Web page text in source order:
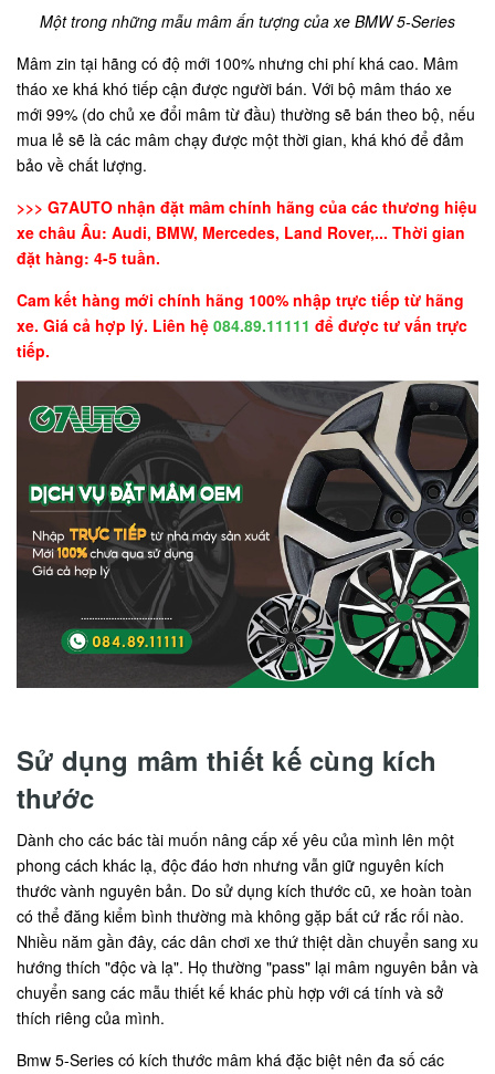
Một trong những mẫu mâm ấn tượng của xe BMW 5-Series
Mâm zin tại hãng có độ mới 100% nhưng chi phí khá cao. Mâm
tháo xe khá khó tiếp cận được người bán. Với bộ mâm tháo xe
mới 99% (do chủ xe đổi mâm từ đầu) thường sẽ bán theo bộ, nếu
mua lẻ sẽ là các mâm chạy được một thời gian, khá khó để đảm
bảo về chất lượng.
>>> G7AUTO nhận đặt mâm chính hãng của các thương hiệu
xe châu Âu: Audi, BMW, Mercedes, Land Rover,... Thời gian
đặt hàng: 4-5 tuần.
Cam kết hàng mới chính hãng 100% nhập trực tiếp từ hãng
xe. Giá cả hợp lý. Liên hệ 084.89.11111 để được tư vấn trực
tiếp.
Sử dụng mâm thiết kế cùng kích
thước
Dành cho các bác tài muốn nâng cấp xế yêu của mình lên một
phong cách khác lạ, độc đáo hơn nhưng vẫn giữ nguyên kích
thước vành nguyên bản. Do sử dụng kích thước cũ, xe hoàn toàn
có thể đăng kiểm bình thường mà không gặp bất cứ rắc rối nào.
Nhiều năm gần đây, các dân chơi xe thứ thiệt dần chuyển sang xu
hướng thích "độc và lạ". Họ thường "pass" lại mâm nguyên bản và
chuyển sang các mẫu thiết kế khác phù hợp với cá tính và sở
thích riêng của mình.
Bmw 5-Series có kích thước mâm khá đặc biệt nên đa số các